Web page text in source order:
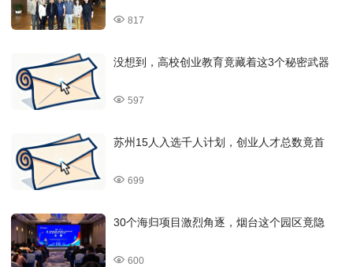
817
没想到，高校创业教育竟藏着这3个秘密武器
597
苏州15人入选千人计划，创业人才总数竟首
699
30个海归项目激烈角逐，烟台这个园区竟隐
600